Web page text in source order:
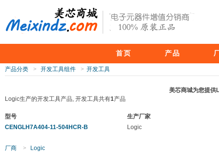
首页 产品
产品分类 > 开发工具组件 > 开发工具
美芯商城为您提供
Logic生产的开发工具产品, 开发工具共有1产品
型号
生产厂家
CENGLH7A404-11-504HCR-B
Logic
厂商 > Logic